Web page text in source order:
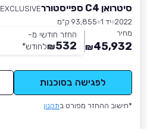
סיטרואן C4 ספייסטורר
EXCLUSIVE
2022 יד 1
93,855 ק״מ
מחיר
45,932
₪
החזר חודשי מ-
532
₪לחודש*
לפגישה בסוכנות
*חישוב ההחזר מפורט בתקנון